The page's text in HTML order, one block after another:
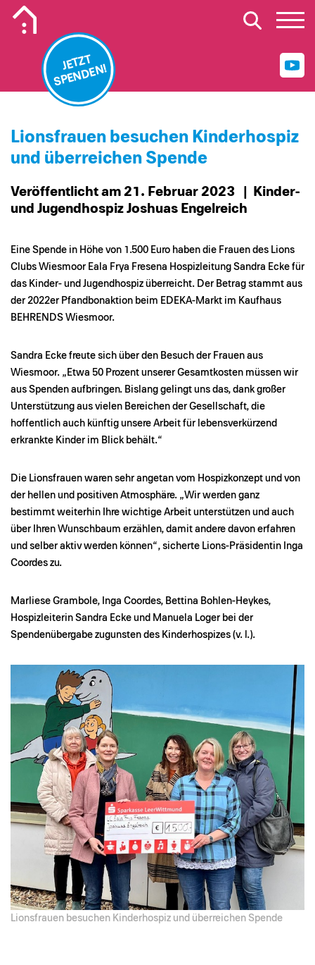
JETZT
SPENDEN!
Lionsfrauen besuchen Kinderhospiz
und überreichen Spende
Veröffentlicht am 21. Februar 2023
| Kinder-
und Jugendhospiz Joshuas Engelreich
Eine Spende in Höhe von 1.500 Euro haben die Frauen des Lions
Clubs Wiesmoor Eala Frya Fresena Hospizleitung Sandra Ecke für
das Kinder- und Jugendhospiz überreicht. Der Betrag stammt aus
der 2022er Pfandbonaktion beim EDEKA-Markt im Kaufhaus
BEHRENDS Wiesmoor.
Sandra Ecke freute sich über den Besuch der Frauen aus
Wiesmoor. „Etwa 50 Prozent unserer Gesamtkosten müssen wir
aus Spenden aufbringen. Bislang gelingt uns das, dank großer
Unterstützung aus vielen Bereichen der Gesellschaft, die
hoffentlich auch künftig unsere Arbeit für lebensverkürzend
erkrankte Kinder im Blick behält.“
Die Lionsfrauen waren sehr angetan vom Hospizkonzept und von
der hellen und positiven Atmosphäre. „Wir werden ganz
bestimmt weiterhin Ihre wichtige Arbeit unterstützen und auch
über Ihren Wunschbaum erzählen, damit andere davon erfahren
und selber aktiv werden können“, sicherte Lions-Präsidentin Inga
Coordes zu.
Marliese Grambole, Inga Coordes, Bettina Bohlen-Heykes,
Hospizleiterin Sandra Ecke und Manuela Loger bei der
Spendenübergabe zugunsten des Kinderhospizes (v. l.).
Lionsfrauen besuchen Kinderhospiz und überreichen Spende
Mobiles Logo Mission Lebenshaus